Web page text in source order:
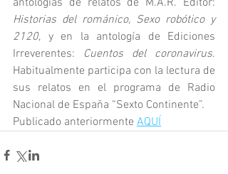
Historias del románico, Sexo robótico y
2120, y en la antología de Ediciones
Irreverentes: Cuentos del coronavirus.
Habitualmente participa con la lectura de
sus relatos en el programa de Radio
Nacional de España “Sexto Continente”.
Publicado anteriormente AQUÍ